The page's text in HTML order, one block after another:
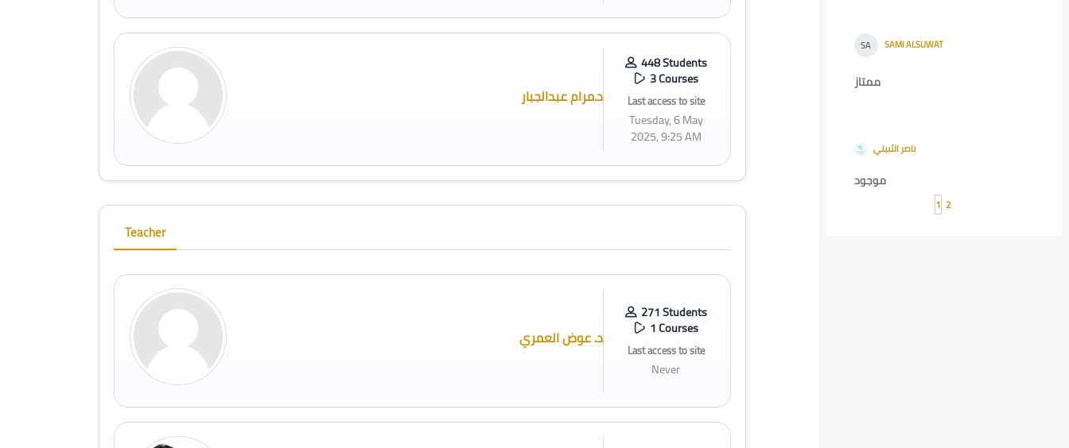
SA SAMI ALSUWAT-
ممتاز
ناصر الثبيتي-
موجود
1 2
د.مرام عبدالجبار
448 Students
3 Courses
Last access to site
Tuesday, 6 May
2025, 9:25 AM
Skip [Cocoon] Course Instructor
Teacher
د. عوض العمري
271 Students
1 Courses
Last access to site
Never